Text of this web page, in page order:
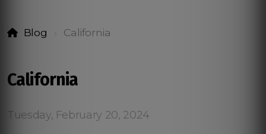
Blog California
California
Tuesday, February 20, 2024